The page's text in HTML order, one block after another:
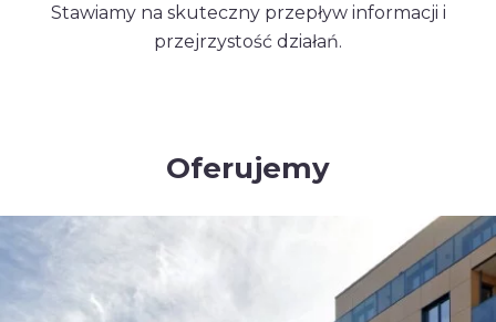
Stawiamy na skuteczny przepływ informacji i
przejrzystość działań.
Oferujemy